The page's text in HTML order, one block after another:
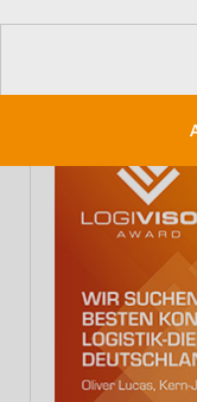
Der LogiVisor
zur Prämierung